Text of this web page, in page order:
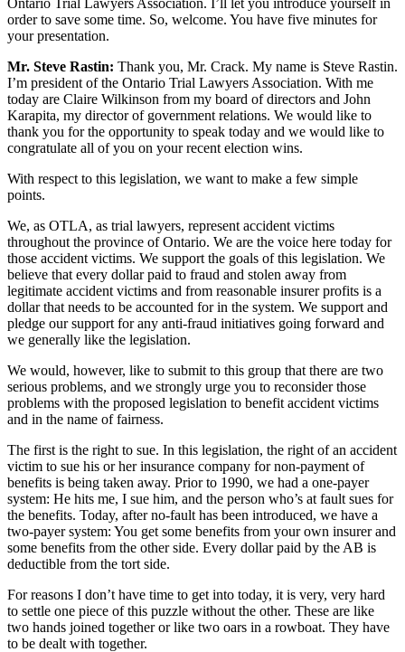
order to save some time. So, welcome. You have five minutes for
your presentation.
Mr. Steve Rastin: Thank you, Mr. Crack. My name is Steve Rastin.
I’m president of the Ontario Trial Lawyers Association. With me
today are Claire Wilkinson from my board of directors and John
Karapita, my director of government relations. We would like to
thank you for the opportunity to speak today and we would like to
congratulate all of you on your recent election wins.
With respect to this legislation, we want to make a few simple
points.
We, as OTLA, as trial lawyers, represent accident victims
throughout the province of Ontario. We are the voice here today for
those accident victims. We support the goals of this legislation. We
believe that every dollar paid to fraud and stolen away from
legitimate accident victims and from reasonable insurer profits is a
dollar that needs to be accounted for in the system. We support and
pledge our support for any anti-fraud initiatives going forward and
we generally like the legislation.
We would, however, like to submit to this group that there are two
serious problems, and we strongly urge you to reconsider those
problems with the proposed legislation to benefit accident victims
and in the name of fairness.
The first is the right to sue. In this legislation, the right of an accident
victim to sue his or her insurance company for non-payment of
benefits is being taken away. Prior to 1990, we had a one-payer
system: He hits me, I sue him, and the person who’s at fault sues for
the benefits. Today, after no-fault has been introduced, we have a
two-payer system: You get some benefits from your own insurer and
some benefits from the other side. Every dollar paid by the AB is
deductible from the tort side.
For reasons I don’t have time to get into today, it is very, very hard
to settle one piece of this puzzle without the other. These are like
two hands joined together or like two oars in a rowboat. They have
to be dealt with together.